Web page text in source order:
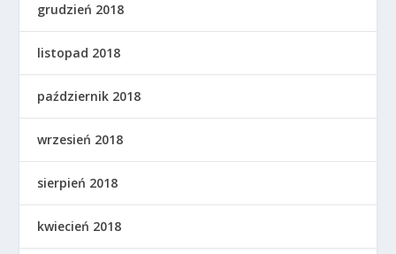
grudzień 2018
listopad 2018
październik 2018
wrzesień 2018
sierpień 2018
kwiecień 2018